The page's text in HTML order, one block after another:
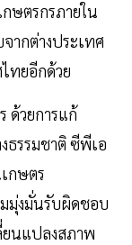
ษตรกรภายใน
ากต่างประเทศ
ทยอีกด้วย
ด้วยการแก้
รรมชาติ ซีพีเอ
กษตร
มุ่งมั่นรับผิดชอบ
ยนแปลงสภาพ